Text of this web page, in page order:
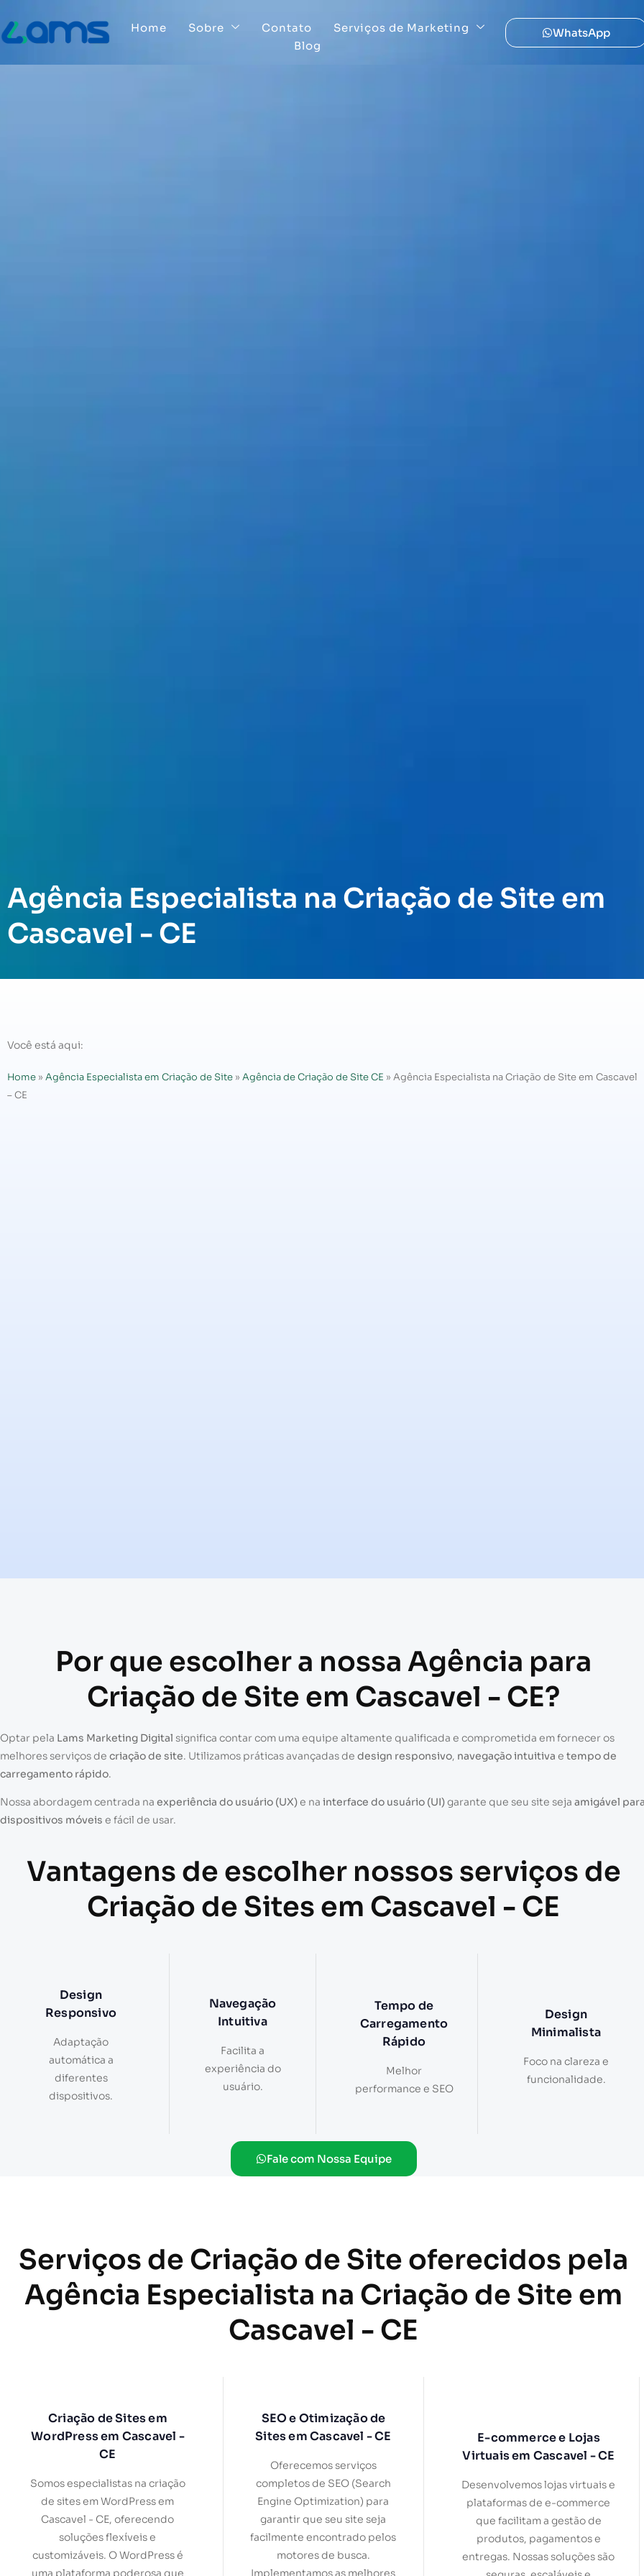
Home Sobre Contato
Serviços de Marketing
Blog
WhatsApp
Agência Especialista na Criação de Site em
Cascavel - CE
Você está aqui:
Home » Agência Especialista em Criação de Site » Agência de Criação de Site CE » Agência Especialista na Criação de Site em Cascavel
– CE
Por que escolher a nossa Agência para
Criação de Site em Cascavel - CE?
Optar pela Lams Marketing Digital significa contar com uma equipe altamente qualificada e comprometida em fornecer os
melhores serviços de criação de site. Utilizamos práticas avançadas de design responsivo, navegação intuitiva e tempo de
carregamento rápido.
Nossa abordagem centrada na experiência do usuário (UX)e na interface do usuário (UI)garante que seu site seja amigável
dispositivos móveis e fácil de usar.
Vantagens de escolher nossos serviços de
Criação de Sites em Cascavel - CE
Design
Responsivo
Adaptação
automática a
diferentes
dispositivos.
Navegação
Intuitiva
Facilita a
experiência do
usuário.
Tempo de
Carregamento
Rápido
Melhor
performance e SEO
Design
Minimalista
Foco na clareza e
funcionalidade.
Fale com Nossa Equipe
Serviços de Criação de Site oferecidos pela
Agência Especialista na Criação de Site em
Cascavel - CE
Criação de Sites em
WordPress em Cascavel -
CE
Somos especialistas na criação
de sites em WordPress em
Cascavel - CE, oferecendo
soluções flexíveis e
customizáveis. O WordPress é
uma plataforma poderosa que
SEO e Otimização de
Sites em Cascavel - CE
Oferecemos serviços
completos de SEO (Search
Engine Optimization) para
garantir que seu site seja
facilmente encontrado pelos
motores de busca.
Implementamos as melhores
E-commerce e Lojas
Virtuais em Cascavel - CE
Desenvolvemos lojas virtuais e
plataformas de e-commerce
que facilitam a gestão de
produtos, pagamentos e
entregas. Nossas soluções são